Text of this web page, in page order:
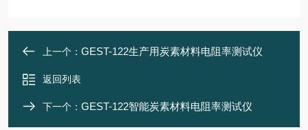
上一个： GEST-122生产用炭素材料电阻率测试仪
返回列表
下一个： GEST-122智能炭素材料电阻率测试仪